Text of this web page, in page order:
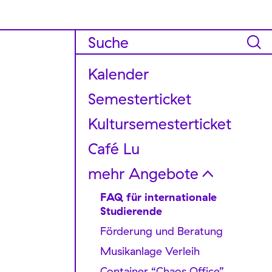
Kalender
Semester­ticket
Kultursemesterticket
Café Lu
mehr Angebote
FAQ für internationale
Studierende
Förderung und Beratung
Musikanlage Verleih